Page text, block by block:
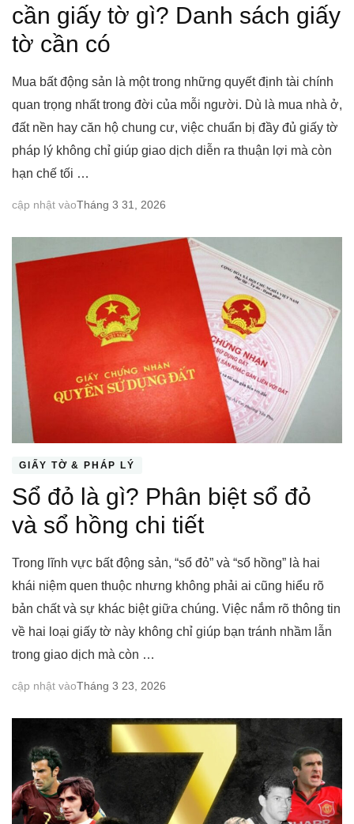
cần giấy tờ gì? Danh sách giấy
tờ cần có
Mua bất động sản là một trong những quyết định tài chính
quan trọng nhất trong đời của mỗi người. Dù là mua nhà ở,
đất nền hay căn hộ chung cư, việc chuẩn bị đầy đủ giấy tờ
pháp lý không chỉ giúp giao dịch diễn ra thuận lợi mà còn
hạn chế tối …
cập nhật vàoTháng 3 31, 2026
GIẤY TỜ & PHÁP LÝ
Sổ đỏ là gì? Phân biệt sổ đỏ
và sổ hồng chi tiết
Trong lĩnh vực bất động sản, “sổ đỏ” và “sổ hồng” là hai
khái niệm quen thuộc nhưng không phải ai cũng hiểu rõ
bản chất và sự khác biệt giữa chúng. Việc nắm rõ thông tin
về hai loại giấy tờ này không chỉ giúp bạn tránh nhầm lẫn
trong giao dịch mà còn …
cập nhật vàoTháng 3 23, 2026